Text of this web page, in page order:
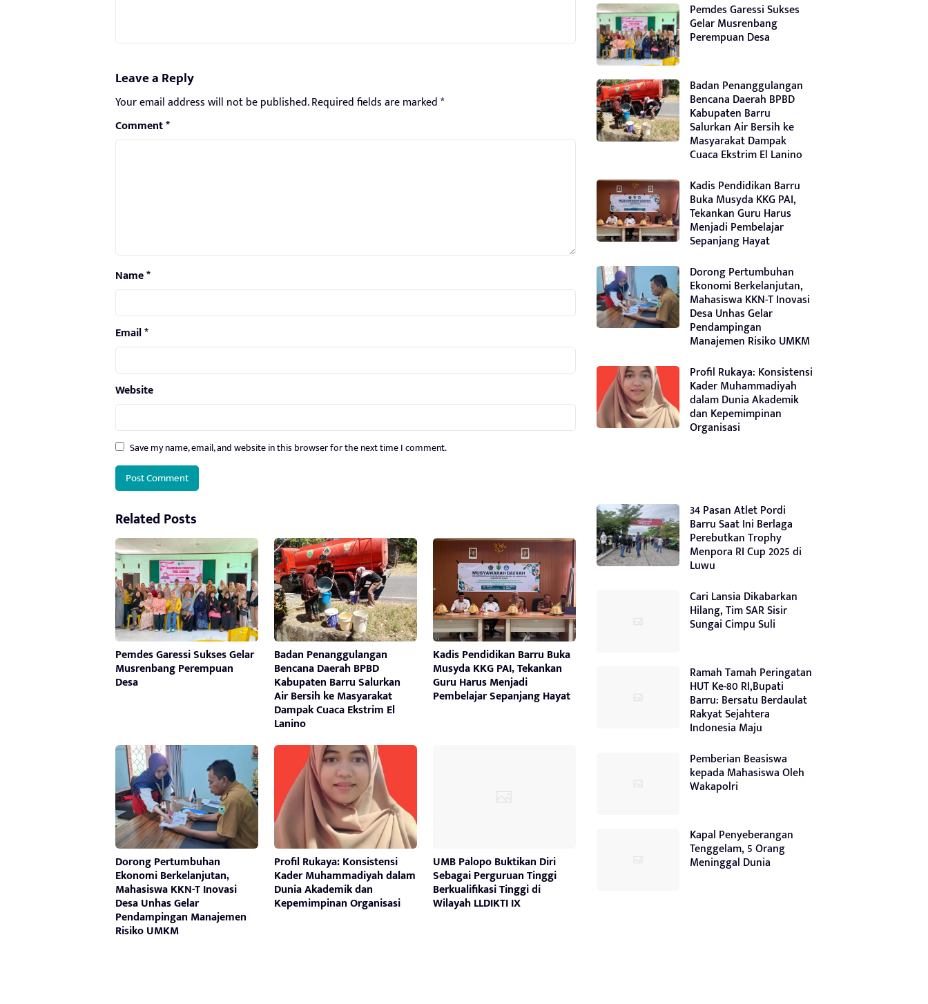
Leave a Reply
Your email address will not be published.Required fields are marked*
Comment*
Name*
Email*
Website
Save my name, email, and website in this browser for the next time I comment.
Related Posts
Pemdes Garessi Sukses Gelar
Musrenbang Perempuan
Desa
Badan Penanggulangan
Bencana Daerah BPBD
Kabupaten Barru Salurkan
Air Bersih ke Masyarakat
Dampak Cuaca Ekstrim El
Lanino
Kadis Pendidikan Barru Buka
Musyda KKG PAI, Tekankan
Guru Harus Menjadi
Pembelajar Sepanjang Hayat
Dorong Pertumbuhan
Ekonomi Berkelanjutan,
Mahasiswa KKN-T Inovasi
Desa Unhas Gelar
Pendampingan Manajemen
Risiko UMKM
Profil Rukaya: Konsistensi
Kader Muhammadiyah dalam
Dunia Akademik dan
Kepemimpinan Organisasi
UMB Palopo Buktikan Diri
Sebagai Perguruan Tinggi
Berkualifikasi Tinggi di
Wilayah LLDIKTI IX
Pemdes Garessi Sukses
Gelar Musrenbang
Perempuan Desa
Badan Penanggulangan
Bencana Daerah BPBD
Kabupaten Barru
Salurkan Air Bersih ke
Masyarakat Dampak
Cuaca Ekstrim El Lanino
Kadis Pendidikan Barru
Buka Musyda KKG PAI,
Tekankan Guru Harus
Menjadi Pembelajar
Sepanjang Hayat
Dorong Pertumbuhan
Ekonomi Berkelanjutan,
Mahasiswa KKN-T Inovasi
Desa Unhas Gelar
Pendampingan
Manajemen Risiko UMKM
Profil Rukaya: Konsistensi
Kader Muhammadiyah
dalam Dunia Akademik
dan Kepemimpinan
Organisasi
34 Pasan Atlet Pordi
Barru Saat Ini Berlaga
Perebutkan Trophy
Menpora RI Cup 2025 di
Luwu
Cari Lansia Dikabarkan
Hilang, Tim SAR Sisir
Sungai Cimpu Suli
Ramah Tamah Peringatan
HUT Ke-80 RI,Bupati
Barru: Bersatu Berdaulat
Rakyat Sejahtera
Indonesia Maju
Pemberian Beasiswa
kepada Mahasiswa Oleh
Wakapolri
Kapal Penyeberangan
Tenggelam, 5 Orang
Meninggal Dunia